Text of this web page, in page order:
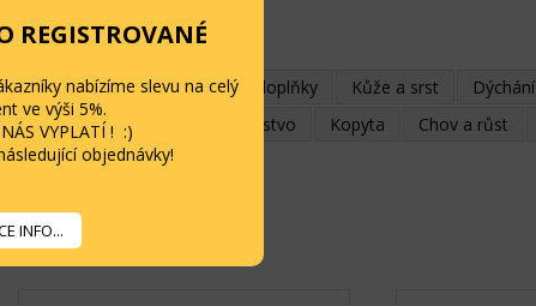
Bylinky Vitamíny a minerální doplňky Kůže a srst Dýchání
Imunita Výkon a svalstvo Kopyta Chov a růst
NOVINKY
REGISTROVANÉ
nabízíme slevu na celý
ve výši 5%.
VYPLATÍ ! :)
objednávky!
INFO...